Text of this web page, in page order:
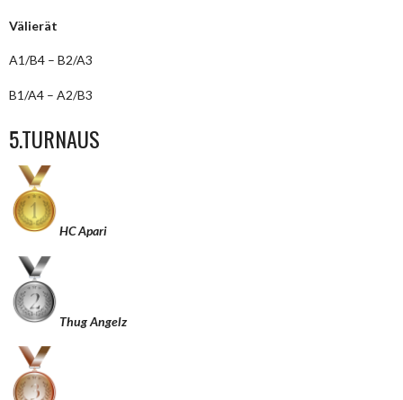
Välierät
A1/B4 – B2/A3
B1/A4 – A2/B3
5.TURNAUS
HC Apari
Thug Angelz